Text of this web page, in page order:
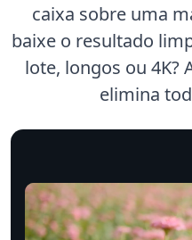
caixa sobre uma
baixe o resultado
lote, longos ou 4K?
elimina